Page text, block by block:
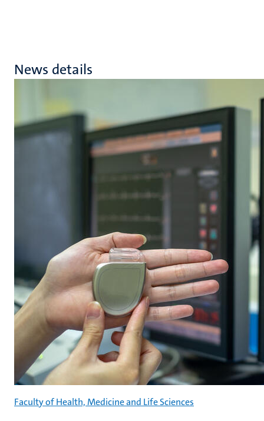
News details
Faculty of Health, Medicine and Life Sciences